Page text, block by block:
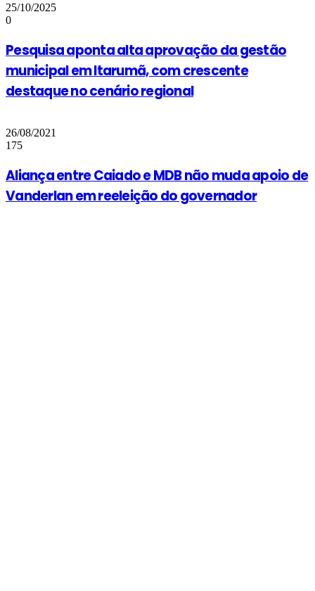
25/10/2025
0
Pesquisa aponta alta aprovação da gestão
municipal em Itarumã, com crescente
destaque no cenário regional
26/08/2021
175
Aliança entre Caiado e MDB não muda apoio de
Vanderlan em reeleição do governador